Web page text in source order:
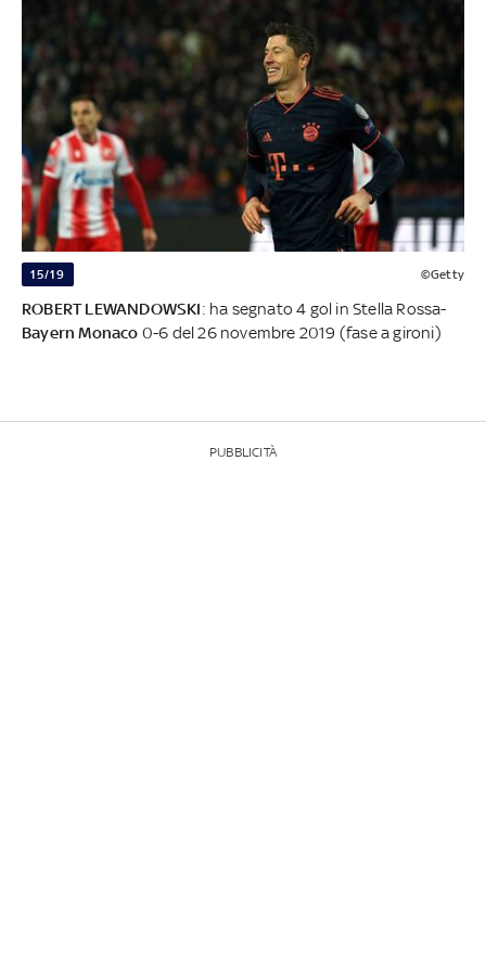
15/19 ©Getty
ROBERT LEWANDOWSKI: ha segnato 4 gol in Stella Rossa-
Bayern Monaco 0-6 del 26 novembre 2019 (fase a gironi)
PUBBLICITÀ